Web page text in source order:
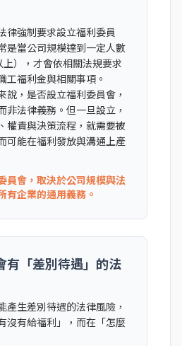
律強制要求設立福利委員
是當公司規模達到一定人數
上），才會依相關法規要求
工福利金與相關事項。
說，是否設立福利委員會，
非法律義務。但一旦設立，
權責與決策流程，就需要被
可能在福利發放與溝通上產
員會，取決於公司規模與法
有企業的通用義務。
有「差別待遇」的法
產生差別待遇的法律風險，
沒有給福利」，而在「怎麼